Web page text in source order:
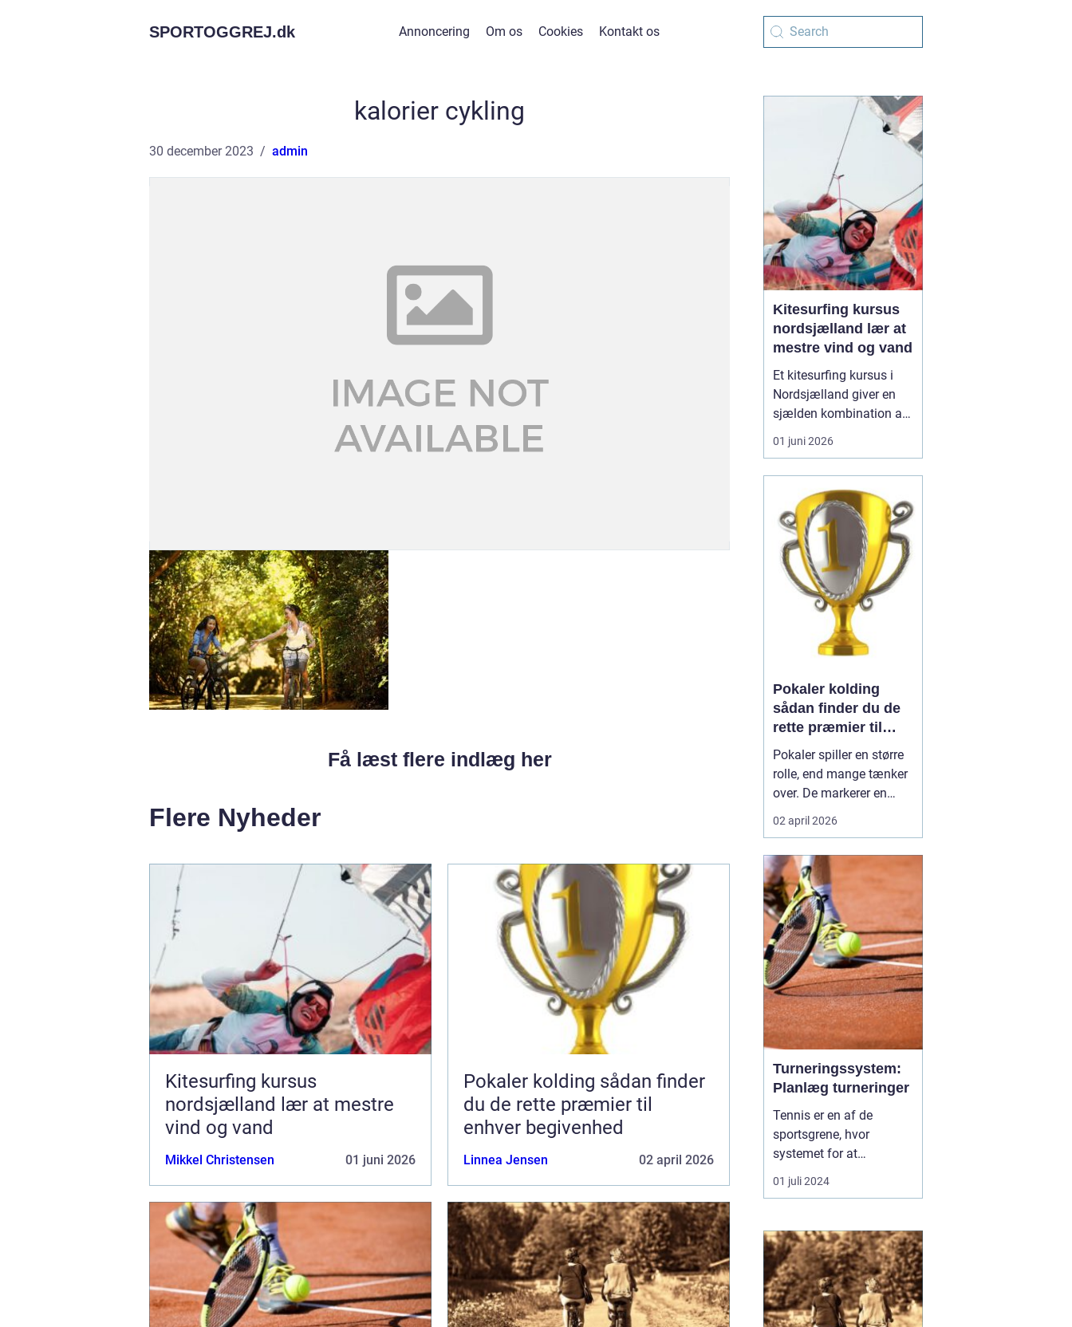
SPORTOGGREJ.dk Annoncering Om os Cookies Kontakt os
kalorier cykling
30 december 2023 admin
Få læst flere indlæg her
Flere Nyheder
Kitesurfing kursus
nordsjælland lær at mestre
vind og vand
Mikkel Christensen 01 juni 2026
Pokaler kolding sådan finder
du de rette præmier til
enhver begivenhed
Linnea Jensen 02 april 2026
Kitesurfing kursus
nordsjælland lær at
mestre vind og vand
Et kitesurfing kursus i
Nordsjælland giver en
sjælden kombination af
trygge forhold, dygtige
instruktører og nogle af
kyststrækninger.
Nordsjælland byder på
lavt vand, stabile vinde
og gode
adgangsforhold, som
tilsammen gør området
01 juni 2026
Pokaler kolding
sådan finder du de
rette præmier til
enhver begivenhed
Pokaler spiller en større
rolle, end mange tænker
over. De markerer en
milepæl, samler
fællesskabet og skaber
hylden i mange år. I og
omkring Kolding er der et
stort behov for præmier
til både sportsklubber,
skoler, foreninger ...
02 april 2026
Turneringssystem:
Planlæg turneringer
Tennis er en af de
sportsgrene, hvor
systemet for at
arrangere turneringer har
afgørende betydning for
effektiv konkurrence. Når
en tennis turnering
organiseres, er der en
lang række aspekter at
vurdere, herunder
01 juli 2024